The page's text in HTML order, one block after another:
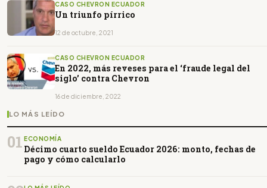
CASO CHEVRON ECUADOR
Un triunfo pírrico
12 de octubre, 2021
CASO CHEVRON ECUADOR
En 2022, más reveses para el ‘fraude legal del
siglo’ contra Chevron
16 de diciembre, 2022
LO MÁS LEÍDO
01 ECONOMÍA
Décimo cuarto sueldo Ecuador 2026: monto, fechas de
pago y cómo calcularlo